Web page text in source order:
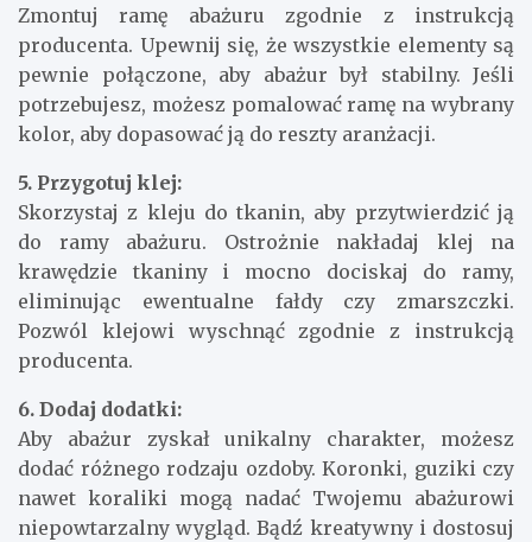
Zmontuj ramę abażuru zgodnie z instrukcją
producenta. Upewnij się, że wszystkie elementy są
pewnie połączone, aby abażur był stabilny. Jeśli
potrzebujesz, możesz pomalować ramę na wybrany
kolor, aby dopasować ją do reszty aranżacji.
5. Przygotuj klej:
Skorzystaj z kleju do tkanin, aby przytwierdzić ją
do ramy abażuru. Ostrożnie nakładaj klej na
krawędzie tkaniny i mocno dociskaj do ramy,
eliminując ewentualne fałdy czy zmarszczki.
Pozwól klejowi wyschnąć zgodnie z instrukcją
producenta.
6. Dodaj dodatki:
Aby abażur zyskał unikalny charakter, możesz
dodać różnego rodzaju ozdoby. Koronki, guziki czy
nawet koraliki mogą nadać Twojemu abażurowi
niepowtarzalny wygląd. Bądź kreatywny i dostosuj